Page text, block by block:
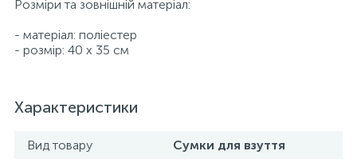
Розміри та зовнішній матеріал:
- матеріал: поліестер
- розмір: 40 х 35 см
Характеристики
Вид товару
Сумки для взуття